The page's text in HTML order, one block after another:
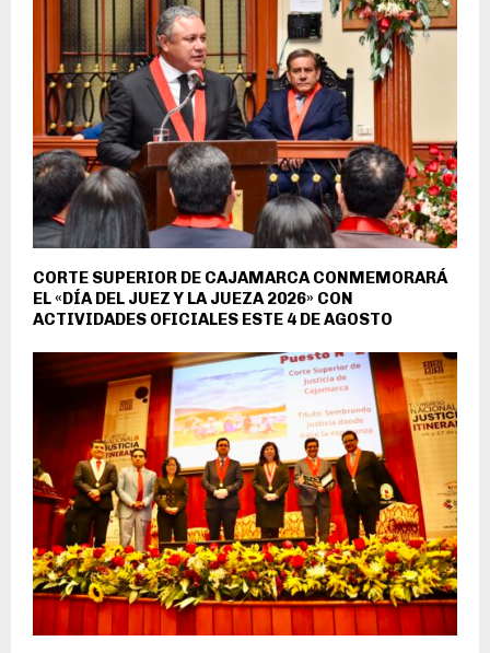
CORTE SUPERIOR DE CAJAMARCA CONMEMORARÁ
EL «DÍA DEL JUEZ Y LA JUEZA 2026» CON
ACTIVIDADES OFICIALES ESTE 4 DE AGOSTO